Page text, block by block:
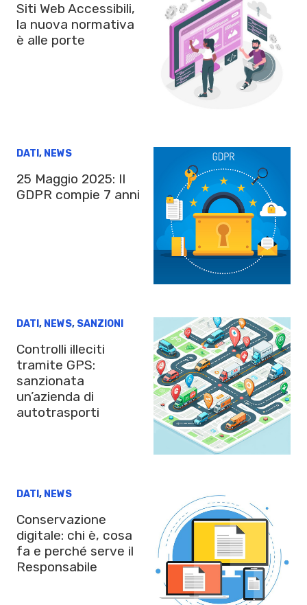
Siti Web Accessibili,
la nuova normativa
è alle porte
DATI , NEWS
25 Maggio 2025: Il
GDPR compie 7 anni
DATI , NEWS, SANZIONI
Controlli illeciti
tramite GPS:
sanzionata
un’azienda di
autotrasporti
DATI , NEWS
Conservazione
digitale: chi è, cosa
fa e perché serve il
Responsabile